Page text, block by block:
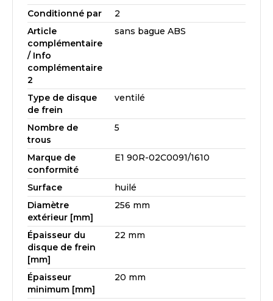
Conditionné par
2
Article
complémentaire
/ Info
complémentaire
2
sans bague ABS
Type de disque
de frein
ventilé
Nombre de
trous
5
Marque de
conformité
E1 90R-02C0091/1610
Surface
huilé
Diamètre
extérieur [mm]
256 mm
Épaisseur du
disque de frein
[mm]
22 mm
Épaisseur
minimum [mm]
20 mm